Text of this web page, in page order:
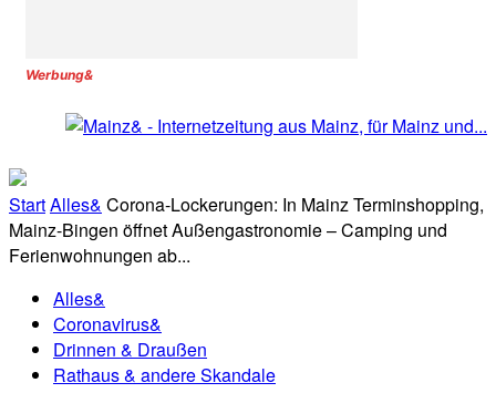
Werbung&
StartAlles& Corona-Lockerungen: In Mainz Terminshopping,
Mainz-Bingen öffnet Außengastronomie – Camping und
Ferienwohnungen ab...
Alles&
Coronavirus&
Drinnen & Draußen
Rathaus & andere Skandale